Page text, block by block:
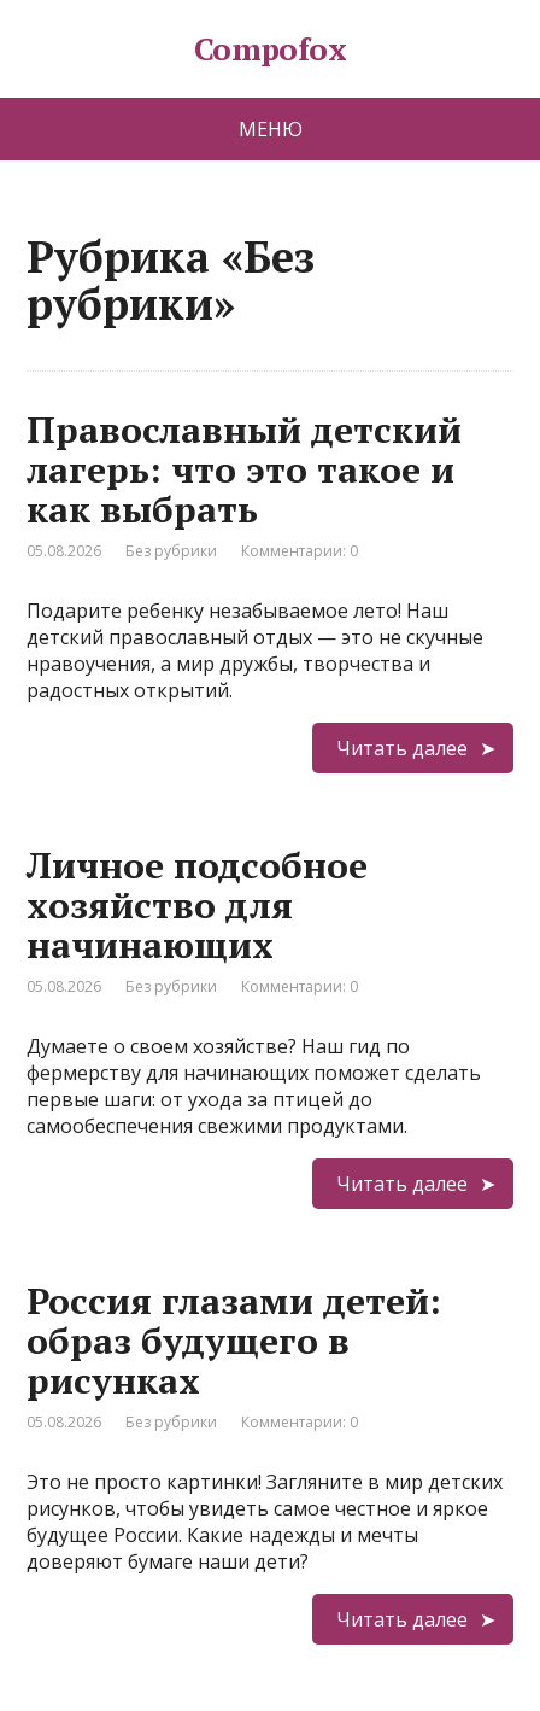
Compofox
МЕНЮ
Рубрика «Без
рубрики»
Православный детский
лагерь: что это такое и
как выбрать
05.08.2026 Без рубрики Комментарии: 0
Подарите ребенку незабываемое лето! Наш
детский православный отдых — это не скучные
нравоучения, а мир дружбы, творчества и
радостных открытий.
Читать далее
Личное подсобное
хозяйство для
начинающих
05.08.2026 Без рубрики Комментарии: 0
Думаете о своем хозяйстве? Наш гид по
фермерству для начинающих поможет сделать
первые шаги: от ухода за птицей до
самообеспечения свежими продуктами.
Читать далее
Россия глазами детей:
образ будущего в
рисунках
05.08.2026 Без рубрики Комментарии: 0
Это не просто картинки! Загляните в мир детских
рисунков, чтобы увидеть самое честное и яркое
будущее России. Какие надежды и мечты
доверяют бумаге наши дети?
Читать далее